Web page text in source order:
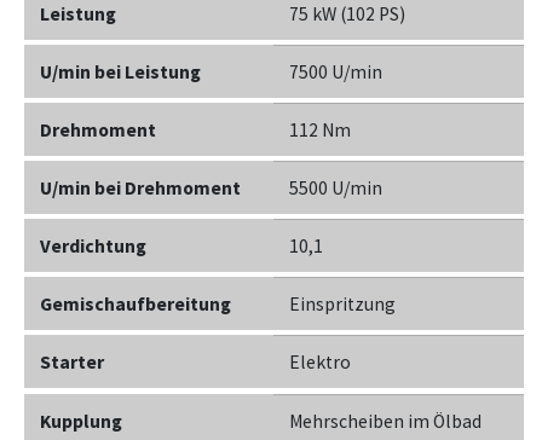
Leistung 75 kW (102 PS)
U/min bei Leistung 7500 U/min
Drehmoment 112 Nm
U/min bei Drehmoment 5500 U/min
Verdichtung 10,1
Gemischaufbereitung Einspritzung
Starter Elektro
Kupplung Mehrscheiben im Ölbad